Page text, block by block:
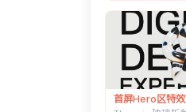
首屏Hero区特效